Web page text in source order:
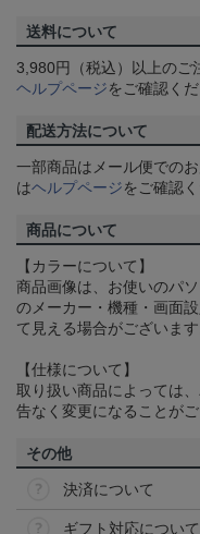
送料について
3,980円（税込）以上のご
ヘルプページをご確認くだ
配送方法について
一部商品はメール便での
はヘルプページをご確認く
商品について
【カラーについて】
商品画像は、お使いのパ
のメーカー・機種・画面
て見える場合がございま
【仕様について】
取り扱い商品によっては
告なく変更になることがご
その他
決済について
ギフト対応について